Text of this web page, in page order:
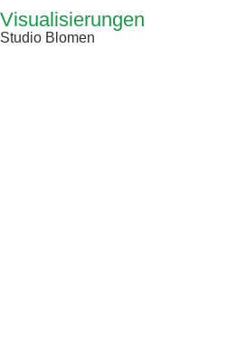
Visualisierungen
Studio Blomen